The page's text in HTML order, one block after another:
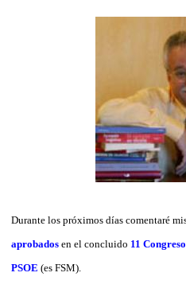
Durante los próximos días comentaré
aprobados en el concluido 11
PSOE (es FSM).